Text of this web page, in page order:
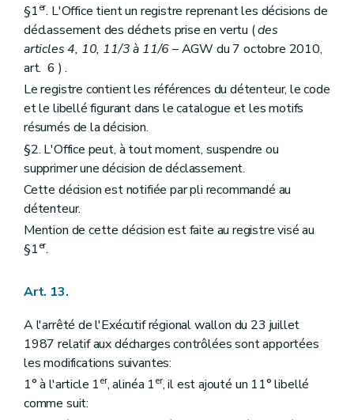
§1er. L'Office tient un registre reprenant les décisions de
déclassement des déchets prise en vertu (des
articles 4, 10, 11/3 à 11/6– AGW du 7 octobre 2010,
art. 6 ) .
Le registre contient les références du détenteur, le code
et le libellé figurant dans le catalogue et les motifs
résumés de la décision.
§2. L'Office peut, à tout moment, suspendre ou
supprimer une décision de déclassement.
Cette décision est notifiée par pli recommandé au
détenteur.
Mention de cette décision est faite au registre visé au
§1er.
Art. 13.
A l'arrêté de l'Exécutif régional wallon du 23 juillet
1987 relatif aux décharges contrôlées sont apportées
les modifications suivantes:
1° à l'article 1er, alinéa 1er, il est ajouté un 11° libellé
comme suit: